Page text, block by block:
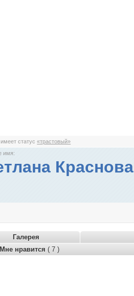
имеет статус«трастовый»
имя:
Краснова
Галерея
Мне нравится ( 7 )